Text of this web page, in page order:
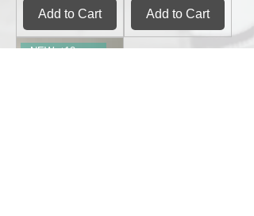
Add to Cart Add to Cart
NEW（12mm幅）